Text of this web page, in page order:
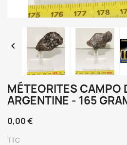

MÉTEORITES CAMPO
ARGENTINE - 165
0,00 €
TTC